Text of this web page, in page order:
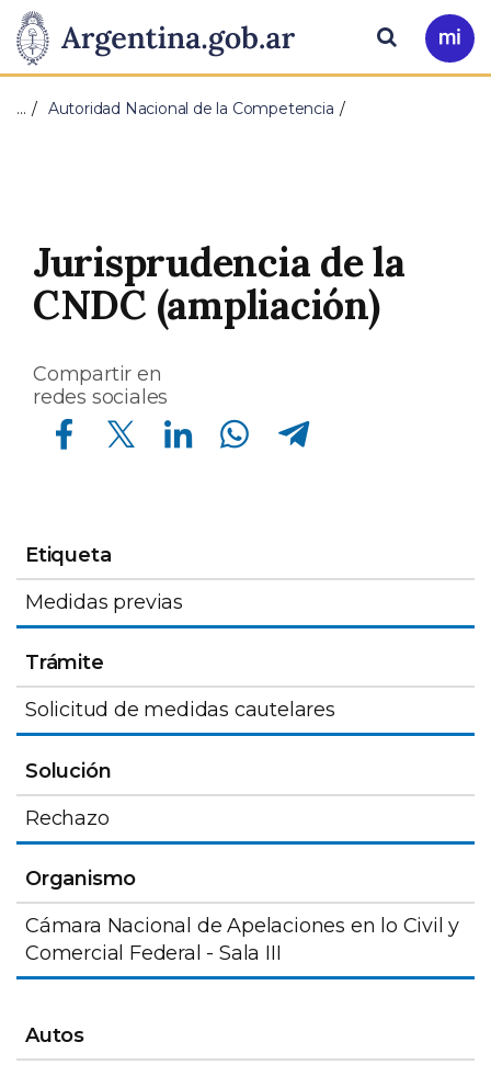
Presidencia
de
Pasar al contenido principal
Ir
a
Buscar
… Autoridad Nacional de la Competencia
Jurisprudencia de la
CNDC (ampliación)
Compartir en
redes sociales
Compartir en Facebook Compartir en Twitter Compartir en Linkedin Compartir en Whatsapp Compartir en Telegram
Etiqueta
Medidas previas
Trámite
Solicitud de medidas cautelares
Solución
Rechazo
Organismo
Cámara Nacional de Apelaciones en lo Civil y
Comercial Federal - Sala III
Autos